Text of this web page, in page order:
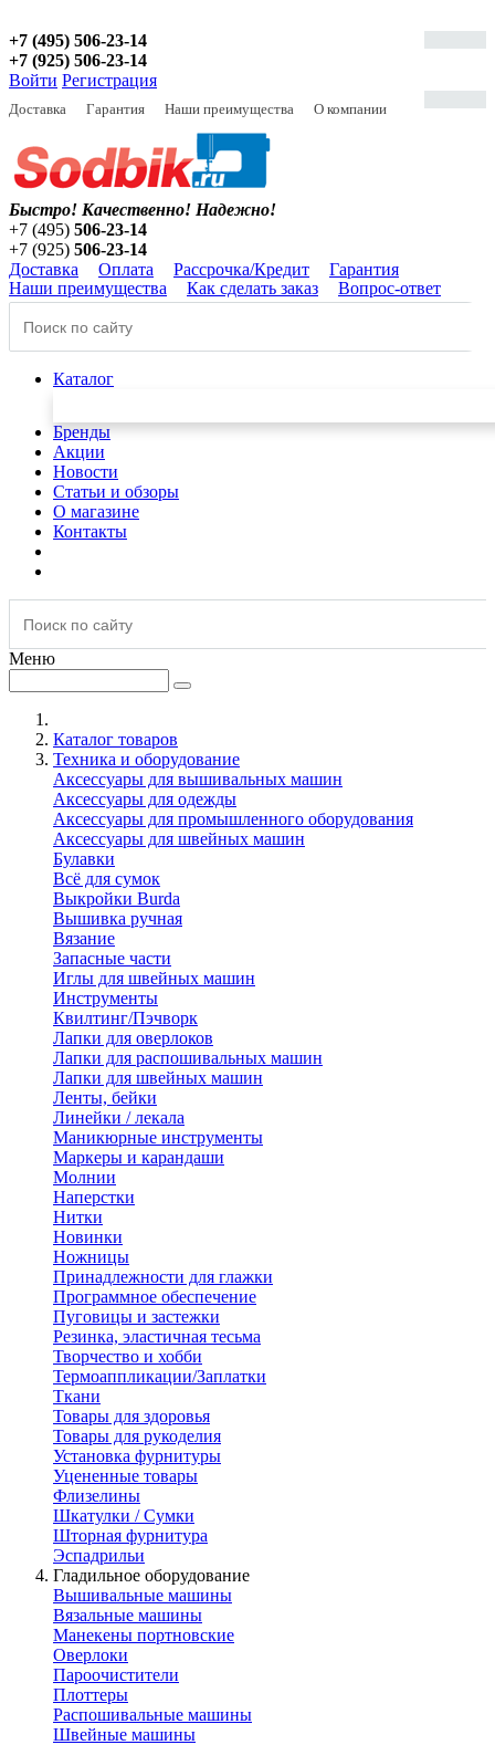
+7 (495) 506-23-14
+7 (925) 506-23-14
Войти Регистрация
Доставка Гарантия Наши преимущества О компании
Быстро! Качественно! Надежно!
+7 (495) 506-23-14
+7 (925) 506-23-14
Доставка
Оплата Рассрочка/Кредит
Гарантия
Наши преимущества
Как сделать заказ Вопрос-ответ
Каталог
Бренды
Акции
Новости
Статьи и обзоры
О магазине
Контакты
Меню
Каталог товаров
Техника и оборудование
Аксессуары для вышивальных машин
Аксессуары для одежды
Аксессуары для промышленного оборудования
Аксессуары для швейных машин
Булавки
Всё для сумок
Выкройки Burda
Вышивка ручная
Вязание
Запасные части
Иглы для швейных машин
Инструменты
Квилтинг/Пэчворк
Лапки для оверлоков
Лапки для распошивальных машин
Лапки для швейных машин
Ленты, бейки
Линейки / лекала
Маникюрные инструменты
Маркеры и карандаши
Молнии
Наперстки
Нитки
Новинки
Ножницы
Принадлежности для глажки
Программное обеспечение
Пуговицы и застежки
Резинка, эластичная тесьма
Творчество и хобби
Термоаппликации/Заплатки
Ткани
Товары для здоровья
Товары для рукоделия
Установка фурнитуры
Уцененные товары
Флизелины
Шкатулки / Сумки
Шторная фурнитура
Эспадрильи
Гладильное оборудование
Вышивальные машины
Вязальные машины
Манекены портновские
Оверлоки
Пароочистители
Плоттеры
Распошивальные машины
Швейные машины